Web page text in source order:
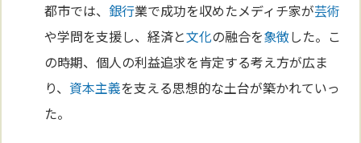
都市では、 銀行業で成功を収めたメディチ家が芸術
や学問を支援し、経済と文化の融合を象徴した。こ
の時期、個人の利益追求を肯定する考え方が広ま
り、 資本主義を支える思想的な土台が築かれていっ
た。